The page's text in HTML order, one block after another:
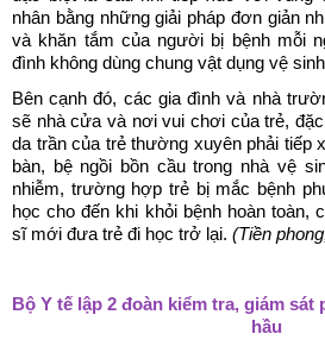
nhân bằng những giải pháp đơn giản
và khăn tắm của người bị bệnh mỗi
đình không dùng chung vật dụng vệ
Bên cạnh đó, các gia đình và nhà
sẽ nhà cửa và nơi vui chơi của trẻ,
da trần của trẻ thường xuyên phải tiếp
bàn, bệ ngồi bồn cầu trong nhà vệ
nhiễm, trường hợp trẻ bị mắc bệnh
học cho đến khi khỏi bệnh hoàn toàn,
sĩ mới đưa trẻ đi học trở lại. (Tiền
Bộ Y tế lập 2 đoàn kiểm tra, giám
hầu